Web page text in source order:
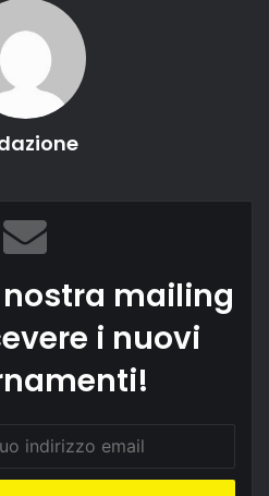
mailing
i nuovi